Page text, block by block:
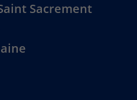
Sacrement